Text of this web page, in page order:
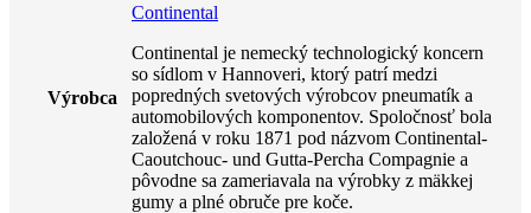
Výrobca
Continental
Continental je nemecký technologický koncern
so sídlom v Hannoveri, ktorý patrí medzi
popredných svetových výrobcov pneumatík a
automobilových komponentov. Spoločnosť bola
založená v roku 1871 pod názvom Continental-
Caoutchouc- und Gutta-Percha Compagnie a
pôvodne sa zameriavala na výrobky z mäkkej
gumy a plné obruče pre koče.